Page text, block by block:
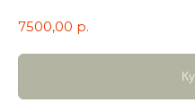
7500,00 р.